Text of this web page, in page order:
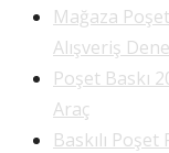
Mağaza
Alışveriş
Poşet Baskı
Araç
Baskılı